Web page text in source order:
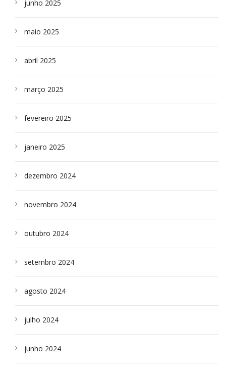
junho 2025
maio 2025
abril 2025
março 2025
fevereiro 2025
janeiro 2025
dezembro 2024
novembro 2024
outubro 2024
setembro 2024
agosto 2024
julho 2024
junho 2024